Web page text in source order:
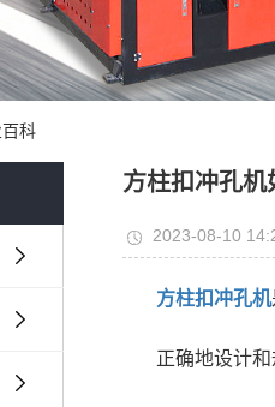
科
方柱扣冲孔机
2023-08-10
方柱扣冲孔机
正确地设计